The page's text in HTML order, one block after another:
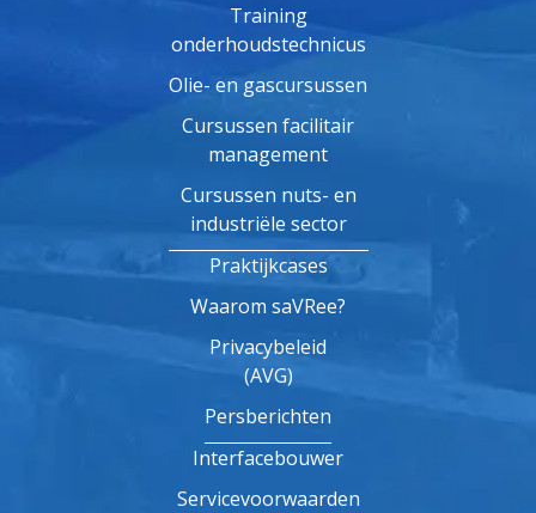
Training
onderhoudstechnicus
Olie- en gascursussen
Cursussen facilitair
management
Cursussen nuts- en
industriële sector
Praktijkcases
Waarom saVRee?
Privacybeleid
(AVG)
Persberichten
Interfacebouwer
Servicevoorwaarden